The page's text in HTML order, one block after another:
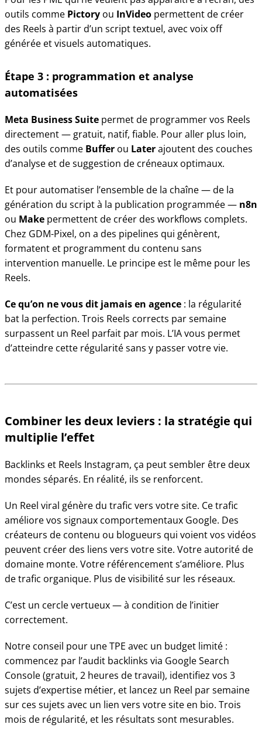
outils comme Pictory ou InVideo permettent de créer
des Reels à partir d’un script textuel, avec voix off
générée et visuels automatiques.
Étape 3 : programmation et analyse
automatisées
Meta Business Suite permet de programmer vos Reels
directement — gratuit, natif, fiable. Pour aller plus loin,
des outils comme Buffer ou Laterajoutent des couches
d’analyse et de suggestion de créneaux optimaux.
Et pour automatiser l’ensemble de la chaîne — de la
génération du script à la publication programmée — n8n
ou Make permettent de créer des workflows complets.
Chez GDM-Pixel, on a des pipelines qui génèrent,
formatent et programment du contenu sans
intervention manuelle. Le principe est le même pour les
Reels.
Ce qu’on ne vous dit jamais en agence : la régularité
bat la perfection. Trois Reels corrects par semaine
surpassent un Reel parfait par mois. L’IA vous permet
d’atteindre cette régularité sans y passer votre vie.
Combiner les deux leviers : la stratégie qui
multiplie l’effet
Backlinks et Reels Instagram, ça peut sembler être deux
mondes séparés. En réalité, ils se renforcent.
Un Reel viral génère du trafic vers votre site. Ce trafic
améliore vos signaux comportementaux Google. Des
créateurs de contenu ou blogueurs qui voient vos vidéos
peuvent créer des liens vers votre site. Votre autorité de
domaine monte. Votre référencement s’améliore. Plus
de trafic organique. Plus de visibilité sur les réseaux.
C’est un cercle vertueux — à condition de l’initier
correctement.
Notre conseil pour une TPE avec un budget limité :
commencez par l’audit backlinks via Google Search
Console (gratuit, 2 heures de travail), identifiez vos 3
sujets d’expertise métier, et lancez un Reel par semaine
sur ces sujets avec un lien vers votre site en bio. Trois
mois de régularité, et les résultats sont mesurables.